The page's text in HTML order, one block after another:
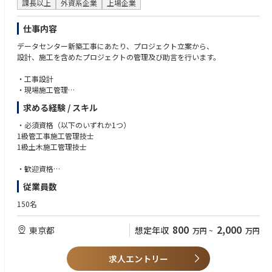
課長以上 外資系企業 上場企業
仕事内容
データセンター新築工事にあたり、プロジェクト立案から、
設計、施工を含めたプロジェクトの管理及び助言を行います。
・工事設計
・現場施工管理
・施工計画
・施工計画図作成
・安全管理
・工程管理
・品質管理
・書類作成 等
求める経験 / スキル
・必須資格（以下のいずれか1つ）
1級管工事施工管理技士
1級土木施工管理技士
・歓迎資格
1級建築施工管理技士
1級電気工事施工管理技士
技術士（総合技術管理建設もしくは電気電子）
・上記資格に該当する建設業での実務経験5年以上
・データセンター工事、コンテナ型データセンター工事経験 歓迎
・高圧、特別高圧の電気工事に関する経験 歓迎
従業員数
150名
東京都 想定年収 800 万円 ~ 2,000 万円
求人エントリー